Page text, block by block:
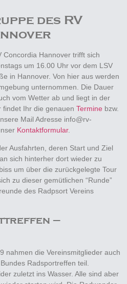
des RV
Concordia Hannover trifft sich
um 16.00 Uhr vor dem LSV
in Hannover. Von hier aus werden
unternommen. Die Dauer
vom Wetter ab und liegt in der
findet Ihr die genauen Termine bzw.
Mail Adresse info@rv-
Kontaktformular.
Ausfahrten, deren Start und Ziel
sich hinterher dort wieder zu
um über die zurückgelegte Tour
zu dieser gemütlichen “Runde”
des Radpsort Vereins
–
nahmen die Vereinsmitglieder auch
Radsportreffen teil.
zuletzt ins Wasser. Alle sind aber